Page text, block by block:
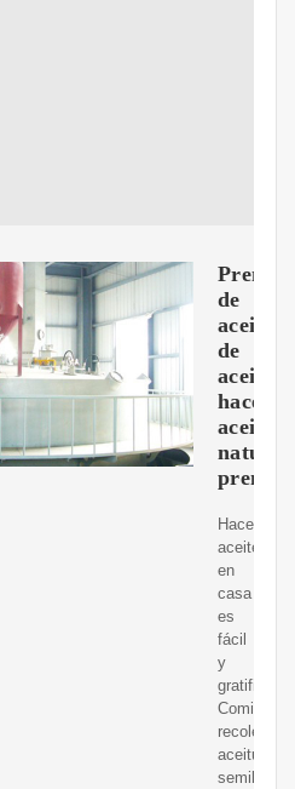
Prensa
de
aceite
de
aceite,
hacer
aceite
natural
Hacer
aceite
en
casa
es
fácil
y
Comienza
aceitunas,
semillas